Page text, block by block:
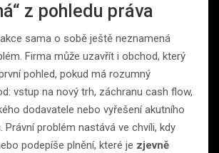
z pohledu práva
sama o sobě ještě neznamená
Firma může uzavřít i obchod, který
pohled, pokud má rozumný
vstup na nový trh, záchranu cash flow,
dodavatele nebo vyřešení akutního
Právní problém nastává ve chvíli, kdy
podepíše plnění, které je zjevně